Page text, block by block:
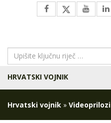
HRVATSKI VOJNIK
Hrvatski vojnik » Videoprilozi